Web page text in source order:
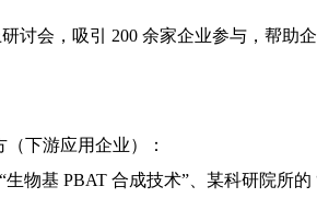
讨会，吸引 200 余家企业参与，帮助
下游应用企业）：
物基 PBAT 合成技术”、某科研院所的